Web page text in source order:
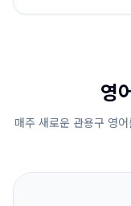
영
매주 새로운 관용구 영